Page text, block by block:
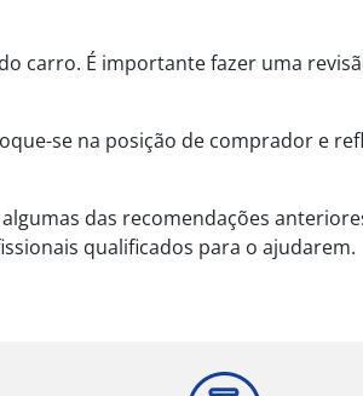
carro. É importante fazer uma
se na posição de comprador e
das recomendações
qualificados para o ajudarem.